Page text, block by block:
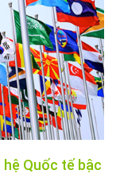
Quốc tế bậc